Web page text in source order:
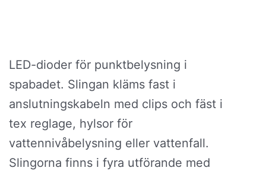
LED-dioder för punktbelysning i
spabadet. Slingan kläms fast i
anslutningskabeln med clips och fäst i
tex reglage, hylsor för
vattennivåbelysning eller vattenfall.
Slingorna finns i fyra utförande med